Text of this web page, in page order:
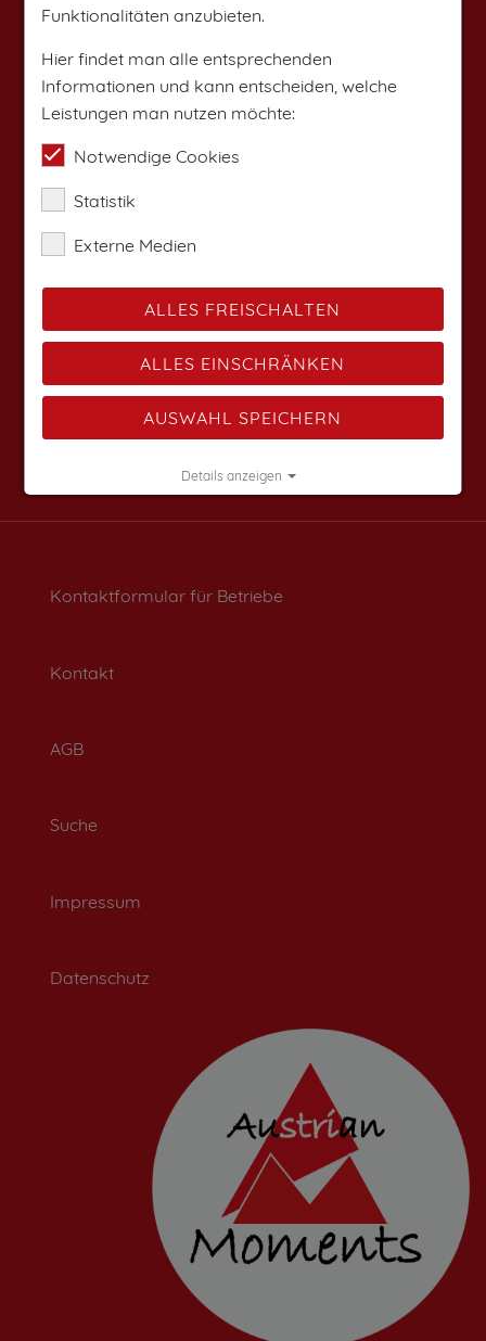
Kontaktformular für Betriebe
Kontakt
AGB
Suche
Impressum
Datenschutz
Funktionalitäten anzubieten.
Hier findet man alle entsprechenden
Informationen und kann entscheiden, welche
Leistungen man nutzen möchte:
Notwendige Cookies
Statistik
Externe Medien
ALLES FREISCHALTEN
ALLES EINSCHRÄNKEN
AUSWAHL SPEICHERN
Details anzeigen
Impressum|Datenschutz